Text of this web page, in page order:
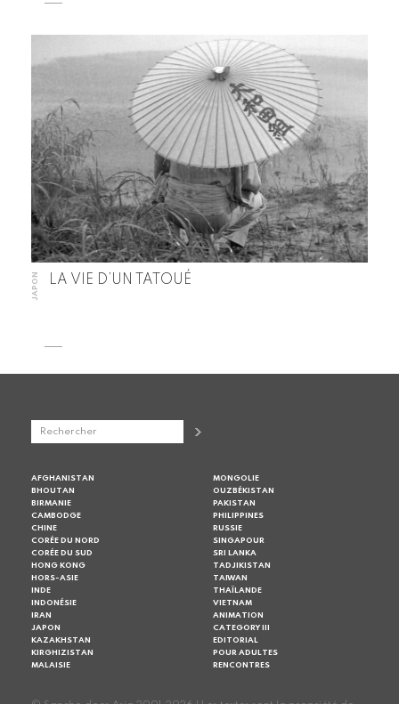
JAPON LA VIE D’UN TATOUÉ
AFGHANISTAN
BHOUTAN
BIRMANIE
CAMBODGE
CHINE
CORÉE DU NORD
CORÉE DU SUD
HONG KONG
HORS-ASIE
INDE
INDONÉSIE
IRAN
JAPON
KAZAKHSTAN
KIRGHIZISTAN
MALAISIE
MONGOLIE
OUZBÉKISTAN
PAKISTAN
PHILIPPINES
RUSSIE
SINGAPOUR
SRI LANKA
TADJIKISTAN
TAIWAN
THAÏLANDE
VIETNAM
ANIMATION
CATEGORY III
EDITORIAL
POUR ADULTES
RENCONTRES